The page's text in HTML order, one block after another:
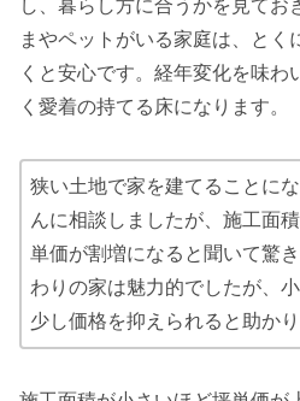
し、暮らし方に合うかを見てお
まやペットがいる家庭は、とく
くと安心です。経年変化を味わ
く愛着の持てる床になります。
狭い土地で家を建てることに
んに相談しましたが、施工面
単価が割増になると聞いて驚
わりの家は魅力的でしたが、
少し価格を抑えられると助かり